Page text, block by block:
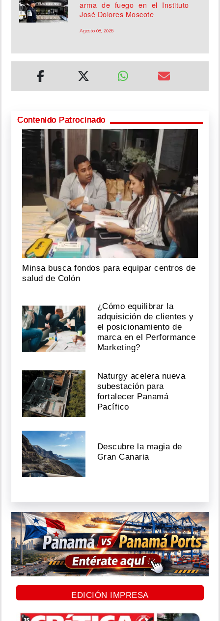
arma de fuego en el Instituto
José Dolores Moscote
Agosto 08, 2026
Contenido Patrocinado
Minsa busca fondos para equipar centros de
salud de Colón
¿Cómo equilibrar la
adquisición de clientes y
el posicionamiento de
marca en el Performance
Marketing?
Naturgy acelera nueva
subestación para
fortalecer Panamá
Pacífico
Descubre la magia de
Gran Canaria
EDICIÓN IMPRESA